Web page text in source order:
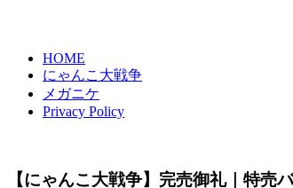
HOME
にゃんこ大戦争
メガニケ
Privacy Policy
【にゃんこ大戦争】完売御礼｜特売